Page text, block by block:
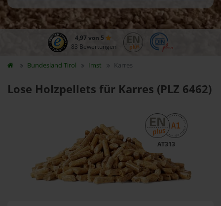
4,97 von 5
83 Bewertungen
Bundesland Tirol Imst Karres
Lose Holzpellets für Karres (PLZ 6462)
AT313